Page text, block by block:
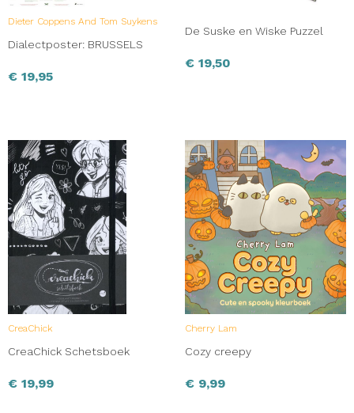
Dieter Coppens And Tom Suykens
Dialectposter: BRUSSELS
€ 19,95
De Suske en Wiske Puzzel
€ 19,50
CreaChick
CreaChick Schetsboek
€ 19,99
Cherry Lam
Cozy creepy
€ 9,99